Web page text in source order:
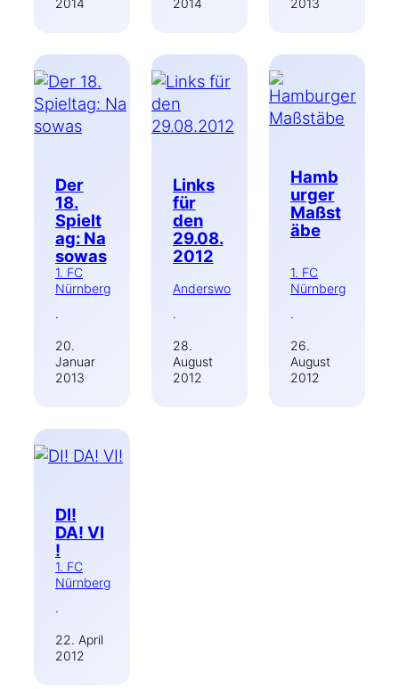
2014
2014
2013
Der
18.
Spielt
ag: Na
sowas
1. FC
Nürnberg
·
20.
Januar
2013
Links
für
den
29.08.
2012
Anderswo
·
28.
August
2012
Hamb
urger
Maßst
äbe
1. FC
Nürnberg
·
26.
August
2012
DI!
DA! VI
!
1. FC
Nürnberg
·
22. April
2012